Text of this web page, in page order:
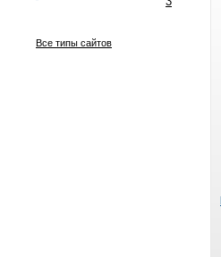
Все типы сайтов